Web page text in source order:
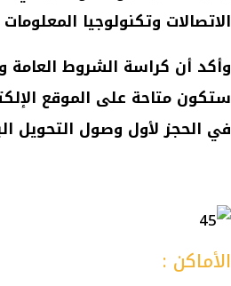
الاتصالات وتكنولوجيا
وأكد أن كراسة الشروط العامة
ستكون متاحة على الموقع
في الحجز لأول وصول التحويل
الأماكن :